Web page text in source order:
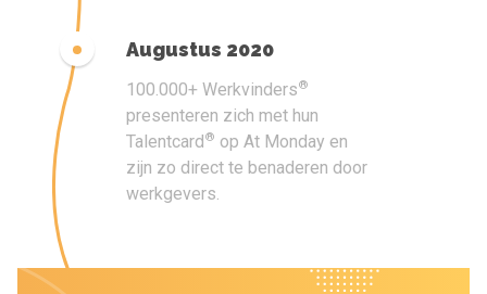
Augustus 2020
100.000+ Werkvinders®
presenteren zich met hun
Talentcard® op At Monday en
zijn zo direct te benaderen door
werkgevers.